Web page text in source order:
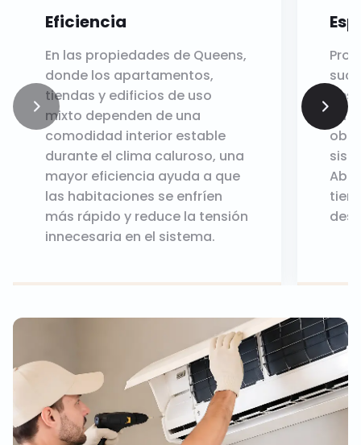
Eficiencia
En las propiedades de Queens,
donde los apartamentos,
tiendas y edificios de uso
mixto dependen de una
comodidad interior estable
durante el clima caluroso, una
mayor eficiencia ayuda a que
las habitaciones se enfríen
más rápido y reduce la tensión
innecesaria en el sistema.